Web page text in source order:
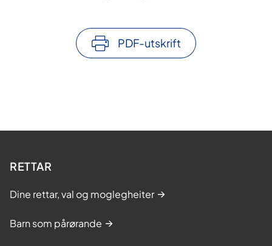
PDF-utskrift
RETTAR
Dine rettar, val og moglegheiter
Barn som pårørande